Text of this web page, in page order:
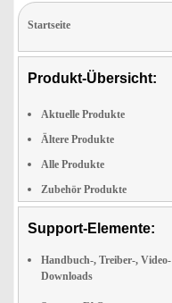
Startseite
Produkt-Übersicht:
Aktuelle Produkte
Ältere Produkte
Alle Produkte
Zubehör Produkte
Support-Elemente:
Handbuch-, Treiber-, Video-
Downloads